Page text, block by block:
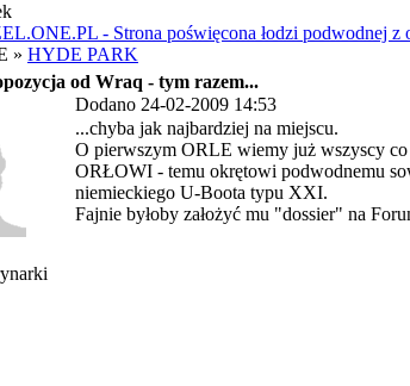
- Strona poświęcona łodzi podwodnej
» HYDE PARK
od Wraq - tym razem...
Dodano 24-02-2009 14:53
...chyba jak najbardziej na miejscu.
O pierwszym ORLE wiemy już wszyscy
ORŁOWI - temu okrętowi podwodnemu
niemieckiego U-Boota typu XXI.
Fajnie byłoby założyć mu "dossier" na